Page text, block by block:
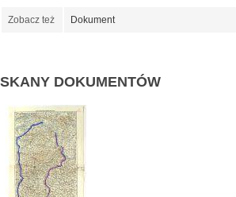
Zobacz też Dokument
SKANY DOKUMENTÓW